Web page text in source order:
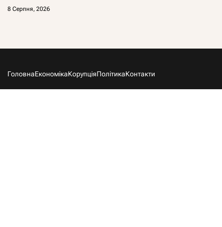
8 Серпня, 2026
ГоловнаЕкономікаКорупціяПолітикаКонтакти